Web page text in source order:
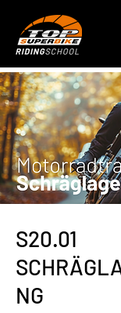
S20.01
NG